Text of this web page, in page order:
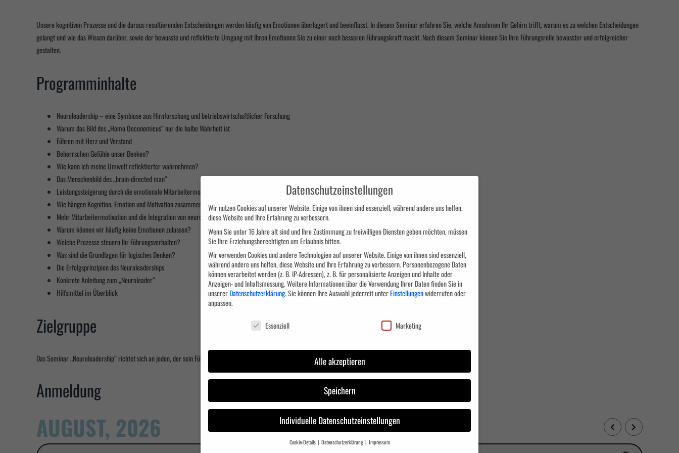
Unsere kognitiven Prozesse und die daraus resultierenden Entscheidungen werden häufig von Emotionen überlagert und beeinflusst. In diesem Seminar erfahren Sie, welche Annahmen Ihr Gehirn trifft, warum es zu welchen Entscheidungen
gelangt und wie das Wissen darüber, sowie der bewusste und reflektierte Umgang mit Ihren Emotionen Sie zu einer noch besseren Führungskraft macht. Nach diesem Seminar können Sie Ihre Führungsrolle bewusster und erfolgreicher
gestalten.
Programminhalte
Neuroleadership – eine Symbiose aus Hirnforschung und betriebswirtschaftlicher Forschung
Warum das Bild des „Homo Oeconomicus“ nur die halbe Wahrheit ist
Führen mit Herz und Verstand
Beherrschen Gefühle unser Denken?
Wie kann ich meine Umwelt reflektierter wahrnehmen?
Das Menschenbild des „brain-directed man“
Leistungssteigerung durch die emotionale Mitarbeitermotivation
Wie hängen Kognition, Emotion und Motivation zusammen?
Mehr Mitarbeitermotivation und die Integration von neurowissenschaftlichen Erkenntnissen
Warum können wir häufig keine Emotionen zulassen?
Welche Prozesse steuern Ihr Führungsverhalten?
Was sind die Grundlagen für logisches Denken?
Die Erfolgsprinzipien des Neuroleaderships
Konkrete Anleitung zum „Neuroleader“
Hilfsmittel im Überblick
Zielgruppe
Das Seminar „Neuroleadership“ richtet sich an jeden, der sein Führungsverhalten weiter verbessern möchte.
Anmeldung
AUGUST, 2026
Datenschutzeinstellungen
Wir nutzen Cookies auf unserer Website. Einige von ihnen sind essenziell, während andere uns helfen,
diese Website und Ihre Erfahrung zu verbessern.
Wenn Sie unter 16 Jahre alt sind und Ihre Zustimmung zu freiwilligen Diensten geben möchten, müssen
Sie Ihre Erziehungsberechtigten um Erlaubnis bitten.
Wir verwenden Cookies und andere Technologien auf unserer Website. Einige von ihnen sind essenziell,
während andere uns helfen, diese Website und Ihre Erfahrung zu verbessern. Personenbezogene Daten
können verarbeitet werden (z. B. IP-Adressen), z. B. für personalisierte Anzeigen und Inhalte oder
Anzeigen- und Inhaltsmessung.Weitere Informationen über die Verwendung Ihrer Daten finden Sie in
unsererDatenschutzerklärung.Sie können Ihre Auswahl jederzeit unterEinstellungenwiderrufen oder
anpassen.
Datenschutzeinstellungen
Essenziell Marketing
Alle akzeptieren
Speichern
Individuelle Datenschutzeinstellungen
Cookie-Details Datenschutzerklärung Impressum